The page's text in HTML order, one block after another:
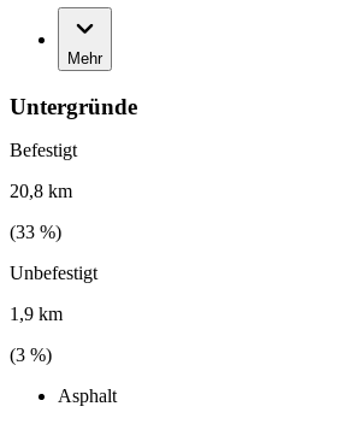
Mehr
Untergründe
Befestigt
20,8 km
(33 %)
Unbefestigt
1,9 km
(3 %)
Asphalt